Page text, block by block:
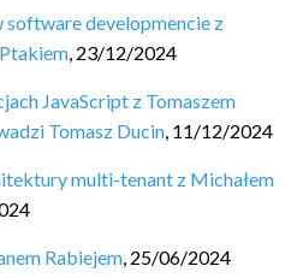
developmencie z
, 23/12/2024
JavaScript z Tomaszem
Tomasz Ducin, 11/12/2024
multi-tenant z Michałem
Rabiejem, 25/06/2024